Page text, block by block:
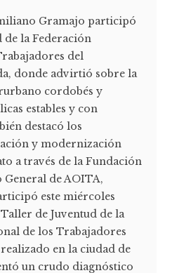
Gramajo participó
de la Federación
del
donde advirtió sobre la
cordobés y
estables y con
destacó los
y modernización
a través de la Fundación
de AOITA,
este miércoles
de Juventud de la
de los Trabajadores
en la ciudad de
un crudo diagnóstico